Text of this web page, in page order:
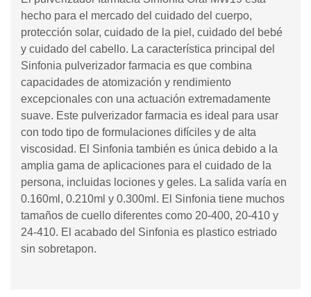
hecho para el mercado del cuidado del cuerpo,
protección solar, cuidado de la piel, cuidado del bebé
y cuidado del cabello. La característica principal del
Sinfonia pulverizador farmacia es que combina
capacidades de atomización y rendimiento
excepcionales con una actuación extremadamente
suave. Este pulverizador farmacia es ideal para usar
con todo tipo de formulaciones difíciles y de alta
viscosidad. El Sinfonia también es única debido a la
amplia gama de aplicaciones para el cuidado de la
persona, incluidas lociones y geles. La salida varía en
0.160ml, 0.210ml y 0.300ml. El Sinfonia tiene muchos
tamaños de cuello diferentes como 20-400, 20-410 y
24-410. El acabado del Sinfonia es plastico estriado
sin sobretapon.